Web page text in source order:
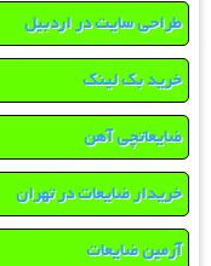
طراحی سایت در اردبیل
خرید بک لینک
ضایعاتچی آهن
خریدار ضایعات در تهران
آرمین ضایعات